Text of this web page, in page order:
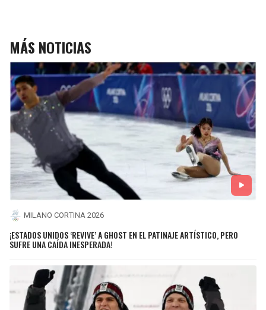
MÁS NOTICIAS
MILANO CORTINA 2026
¡ESTADOS UNIDOS ‘REVIVE’ A GHOST EN EL PATINAJE ARTÍSTICO, PERO
SUFRE UNA CAÍDA INESPERADA!